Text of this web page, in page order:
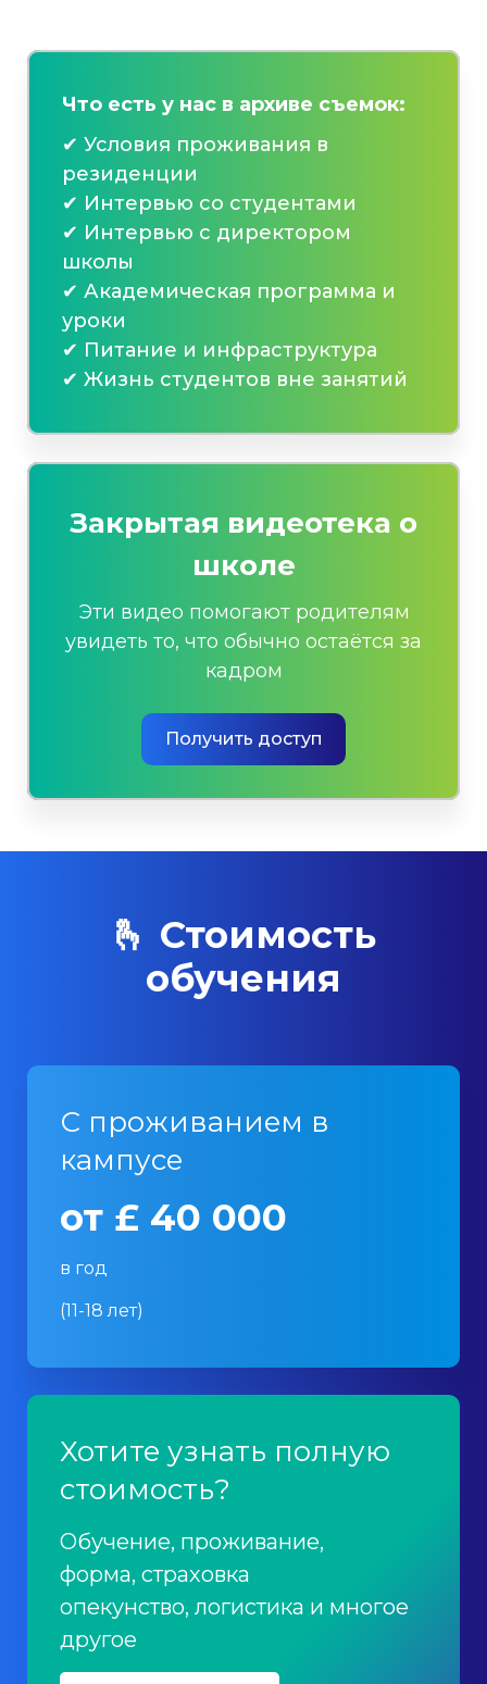
Что есть у нас в архиве съемок:
✔ Условия проживания в
резиденции
✔ Интервью со студентами
✔ Интервью с директором
школы
✔ Академическая программа и
уроки
✔ Питание и инфраструктура
✔ Жизнь студентов вне занятий
Закрытая видеотека о
школе
Эти видео помогают родителям
увидеть то, что обычно остаётся за
кадром
Получить доступ
🫰 Стоимость
обучения
С проживанием в
кампусе
от £ 40 000
в год
(11-18 лет)
Хотите узнать полную
стоимость?
Обучение, проживание,
форма, страховка
опекунство, логистика и многое
другое